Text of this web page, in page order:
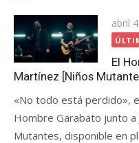
el
abril
El
Martínez [Niños
«No todo está perdido»,
Hombre Garabato junto
Mutantes, disponible en